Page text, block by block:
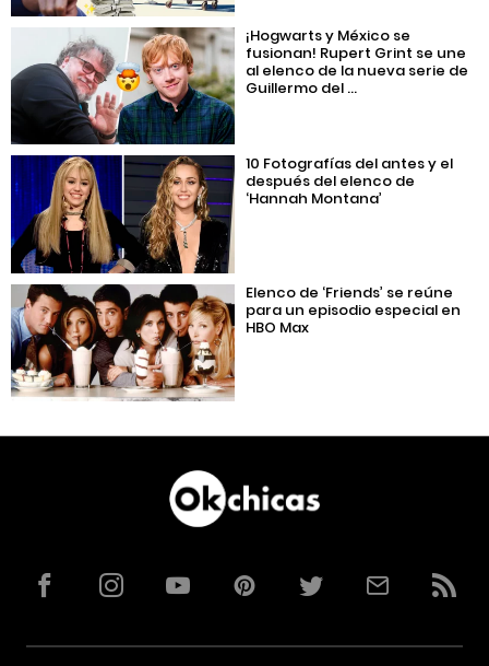
¡Hogwarts y México se
fusionan! Rupert Grint se une
al elenco de la nueva serie de
Guillermo del ...
10 Fotografías del antes y el
después del elenco de
‘Hannah Montana’
Elenco de ‘Friends’ se reúne
para un episodio especial en
HBO Max
FacebookInstagramYouTubePinterestTwitterCorreoRSS